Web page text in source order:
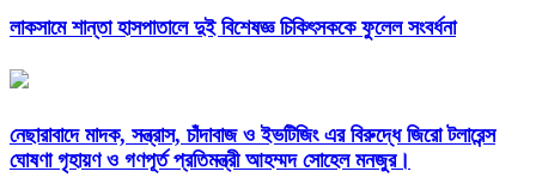
লাকসামে শান্তা হাসপাতালে দুই বিশেষজ্ঞ চিকিৎসককে ফুলেল সংবর্ধনা
নেছারাবাদে মাদক, সন্ত্রাস, চাঁদাবাজ ও ইভটিজিং এর বিরুদ্ধে জিরো টলারেন্স
ঘোষণা গৃহায়ণ ও গণপূর্ত প্রতিমন্ত্রী আহম্মদ সোহেল মনজুর।